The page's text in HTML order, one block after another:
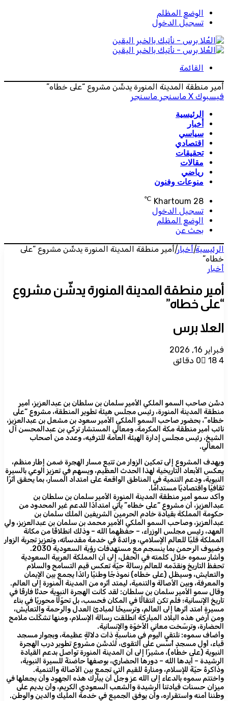
الوضع المظلم
تسجيل الدخول
القائمة
أمير منطقة المدينة المنورة يدشّن مشروع “على خطاه”
فيسبوك ‫X ماسنجر ماسنجر
الرئيسية
أخبار
سياسي
اقتصادي
تحقيقات
مقالات
رياضي
منوعات وفنون
Khartoum 28
℃
تسجيل الدخول
الوضع المظلم
بحث عن
الرئيسية|أخبار|أمير منطقة المدينة المنورة يدشّن مشروع “على
خطاه”
أخبار
أمير منطقة المدينة المنورة يدشّن مشروع
“على خطاه”
العلا برس
فبراير 16, 2026
0
18 4 دقائق
دشّن صاحب السمو الملكي الأمير سلمان بن سلطان بن عبدالعزيز، أمير
منطقة المدينة المنورة، رئيس مجلس هيئة تطوير المنطقة، مشروع “على
خطاه”، بحضور صاحب السمو الملكي الأمير سعود بن مشعل بن عبدالعزيز،
نائب أمير منطقة مكة المكرمة، ومعالي المستشار تركي بن عبدالمحسن آل
الشيخ، رئيس مجلس إدارة الهيئة العامة للترفيه، وعدد من أصحاب
المعالي.
ويهدف المشروع إلى تمكين الزوار من تتبع مسار الهجرة ضمن إطار منظم،
يعكس الأبعاد التاريخية لهذا الحدث العظيم، ويسهم في تعزيز الوعي بالسيرة
النبوية، ودعم التنمية في المناطق الواقعة على امتداد المسار، بما يحقق أثرًا
ثقافيًا واقتصاديًا مستدامًا.
وأكد سمو أمير منطقة المدينة المنورة الأمير سلمان بن سلطان بن
عبدالعزيز، أن مشروع “على خطاه” يأتي امتدادًا للدعم غير المحدود من
حكومة المملكة بقيادة خادم الحرمين الشريفين الملك سلمان بن
عبدالعزيز، وصاحب السمو الملكي الأمير محمد بن سلمان بن عبدالعزيز، ولي
العهد، رئيس مجلس الوزراء، – حفظهما الله – وذلك انطلاقًا من مكانة
المملكة قلبًا للعالم الإسلامي، ورائدةً في خدمة مقدساته، وتعزيز تجربة الزوار
وضيوف الرحمن بما ينسجم مع مستهدفات رؤية السعودية 2030.
وأشار سموه خلال كلمته في الحفل، إلى أن المملكة العربية السعودية
تحفظ التاريخ ونقدّمه للعالم رسالةً حيّة تعكس قيم التسامح والسلام
والتعايش، وسيظل (على خطاه) نموذجًا وطنيًا رائدًا يجمع بين الإيمان
والمعرفة، وبين الأصالة والتنمية، ليمتد أثره من المدينة المنورة إلى العالم.
وقال سمو الأمير سلمان بن سلطان: لقد كانت الهجرة النبوية حدثًا فارقًا في
تاريخ الإنسانية؛ فلم تكن انتقالًا في المكان فحسب، بل تحوّلًا محوريًا في بناء
مسيرةٍ امتد أثرها إلى العالم، وترسيخًا لمبادئ العدل والرحمة والتعايش،
ومن أرض هذه البلاد المباركة انطلقت رسالة الإسلام، ومنها تشكّلت ملامح
الحضارة، وترسّخت معاني الأخوّة والإنسانية.
وأضاف سموه: نلتقي اليوم في مناسبةٍ ذات دلالةٍ عظيمة، وبجوار مسجد
قباء، أول مسجدٍ أُسِّس على التقوى، لنُدشّن مشروع تطوير درب الهجرة
النبوية (على خطاه)، مشيرًا إلى أن المدينة المنورة تواصل بدعم القيادة
الرشيدة – أيدها الله – دورها الحضاري، بوصفها حاضنةً للسيرة النبوية،
وذاكرةً حيّةً للإسلام، ومنارةً للقيم التي تجمع بين الأصالة والتنمية.
واختتم سموه بالدعاء إلى الله عز وجل أن يبارك هذه الجهود وأن يجعلها في
ميزان حسنات قيادتنا الرشيدة والشعب السعودي الكريم، وأن يديم على
وطننا أمنه واستقراره، وأن يوفق الجميع في خدمة المليك والدين والوطن.